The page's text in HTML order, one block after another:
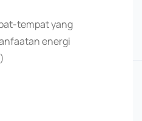
tempat yang
energi